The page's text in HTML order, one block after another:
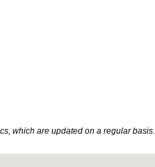
which are updated on a regular basis.